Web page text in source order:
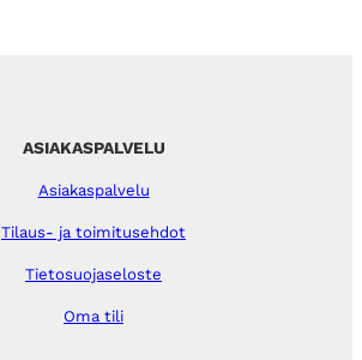
ASIAKASPALVELU
Asiakaspalvelu
Tilaus- ja toimitusehdot
Tietosuojaseloste
Oma tili